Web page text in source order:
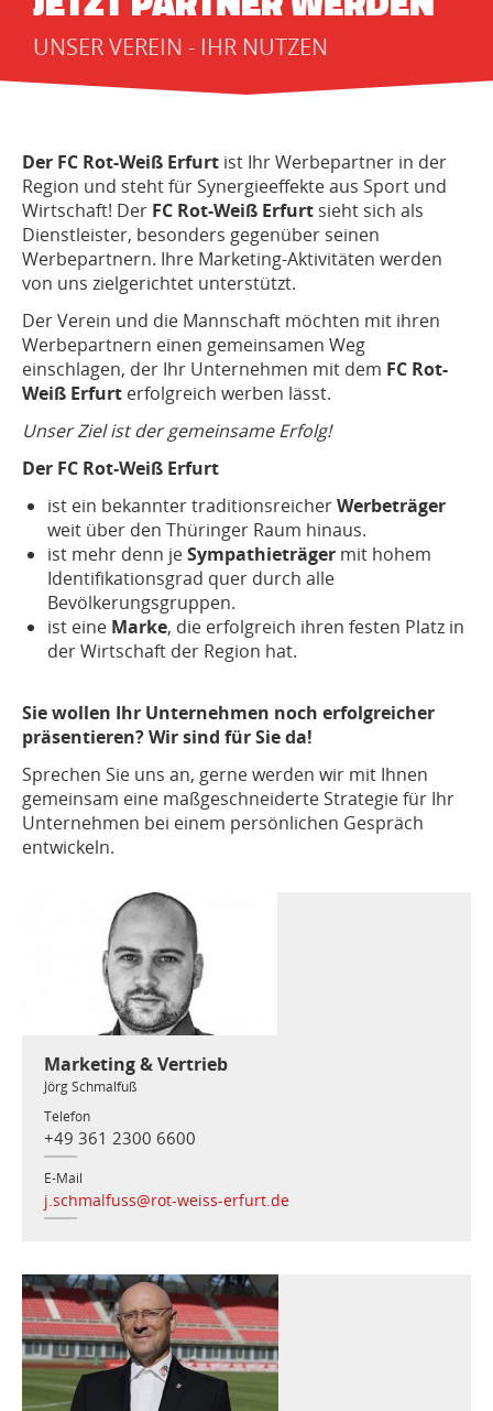
UNSER VEREIN - IHR NUTZEN
Der FC Rot-Weiß Erfurt ist Ihr Werbepartner in der
Region und steht für Synergieeffekte aus Sport und
Wirtschaft! Der FC Rot-Weiß Erfurt sieht sich als
Dienstleister, besonders gegenüber seinen
Werbepartnern. Ihre Marketing-Aktivitäten werden
von uns zielgerichtet unterstützt.
Der Verein und die Mannschaft möchten mit ihren
Werbepartnern einen gemeinsamen Weg
einschlagen, der Ihr Unternehmen mit dem FC Rot-
Weiß Erfurt erfolgreich werben lässt.
Unser Ziel ist der gemeinsame Erfolg!
Der FC Rot-Weiß Erfurt
ist ein bekannter traditionsreicherWerbeträger
weit über den Thüringer Raum hinaus.
ist mehr denn jeSympathieträger mit hohem
Identifikationsgrad quer durch alle
Bevölkerungsgruppen.
ist eine Marke, die erfolgreich ihren festen Platz in
der Wirtschaft der Region hat.
Sie wollen Ihr Unternehmen noch erfolgreicher
präsentieren? Wir sind für Sie da!
Sprechen Sie uns an, gerne werden wir mit Ihnen
gemeinsam eine maßgeschneiderte Strategie für Ihr
Unternehmen bei einem persönlichen Gespräch
entwickeln.
Marketing & Vertrieb
Jörg Schmalfuß
Telefon
+49 361 2300 6600
E-Mail
j.schmalfuss@rot-weiss-erfurt.de